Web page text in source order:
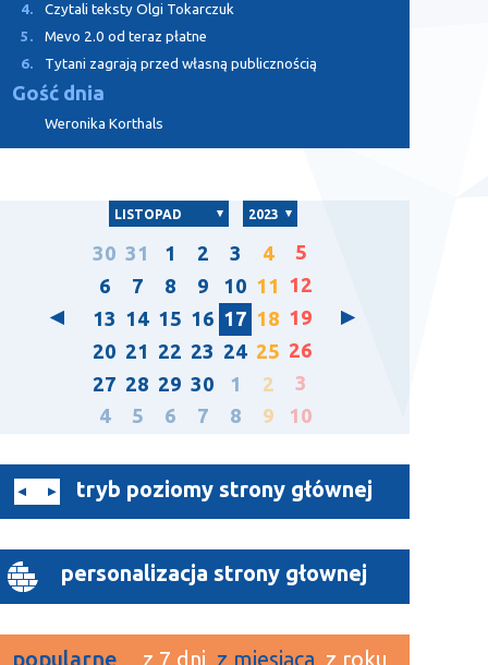
4.
Czytali teksty Olgi Tokarczuk
5.
Mevo 2.0 od teraz płatne
6.
Tytani zagrają przed własną publicznością
Gość dnia
Weronika Korthals
LISTOPAD 2023
30 31 1 2 3 4
5
6
7 8 9 10 11 12
13 14 15 16 17 18 19
20 21 22 23 24 25 26
27 28 29 30 1 2
3
4
5 6 7 8 9 10
tryb poziomy strony głównej
personalizacja strony głownej
popularne z 7 dni z miesiąca z roku